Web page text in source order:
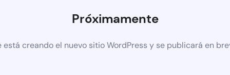
Próximamente
está creando el nuevo sitio WordPress y se publicará en